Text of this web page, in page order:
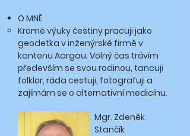
O MNĚ
Kromě výuky češtiny pracuji jako
geodetka v inženýrské firmě v
kantonu Aargau. Volný čas trávím
především se svou rodinou, tancuji
folklor, ráda cestuji, fotografuji a
zajímám se o alternativní medicínu.
Mgr. Zdeněk
Stančík